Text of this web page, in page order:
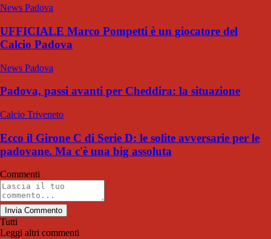
News Padova
UFFICIALE Marco Pompetti è un giocatore del
Calcio Padova
News Padova
Padova, passi avanti per Cheddira: la situazione
Calcio Triveneto
Ecco il Girone C di Serie D: le solite avversarie per le
padovane. Ma c'è una big assoluta
Commenti
Invia Commento
Tutti
Leggi altri commenti